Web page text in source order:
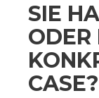
SIE
ODER
CASE?